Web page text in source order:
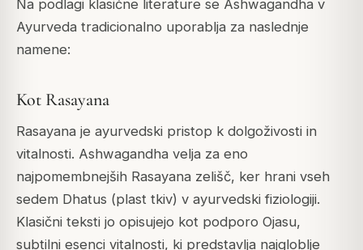
Na podlagi klasične literature se Ashwagandha v
Ayurveda tradicionalno uporablja za naslednje
namene:
Kot Rasayana
Rasayana je ayurvedski pristop k dolgoživosti in
vitalnosti. Ashwagandha velja za eno
najpomembnejših Rasayana zelišč, ker hrani vseh
sedem Dhatus (plast tkiv) v ayurvedski fiziologiji.
Klasični teksti jo opisujejo kot podporo Ojasu,
subtilni esenci vitalnosti, ki predstavlja najgloblje